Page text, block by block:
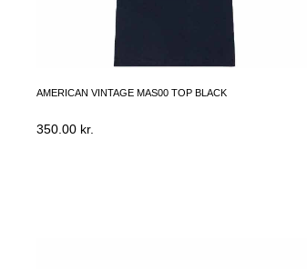
AMERICAN VINTAGE MAS00 TOP BLACK
350.00 kr.